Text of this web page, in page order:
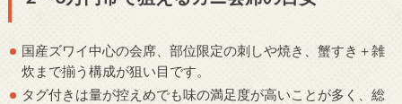
国産ズワイ中心の会席、部位限定の刺しや焼き、蟹すき＋雑
炊まで揃う構成が狙い目です。
タグ付きは量が控えめでも味の満足度が高いことが多く、総